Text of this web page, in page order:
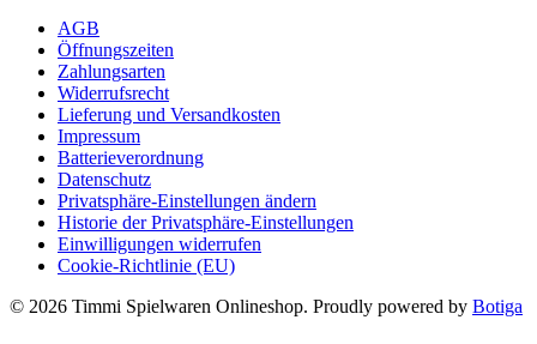
der
Produktseite
gewählt
werden
AGB
Öffnungszeiten
Zahlungsarten
Widerrufsrecht
Lieferung und Versandkosten
Impressum
Batterieverordnung
Datenschutz
Privatsphäre-Einstellungen ändern
Historie der Privatsphäre-Einstellungen
Einwilligungen widerrufen
Cookie-Richtlinie (EU)
© 2026 Timmi Spielwaren Onlineshop. Proudly powered by Botiga